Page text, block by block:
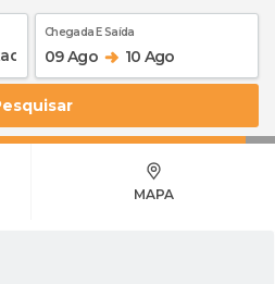
Chegada E Saída
09 Ago 10 Ago
Pesquisar
MAPA